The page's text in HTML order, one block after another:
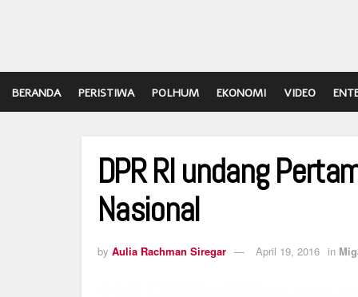
BERANDA PERISTIWA POLHUM EKONOMI VIDEO
DPR RI undang
Nasional
by Aulia Rachman Siregar April 19, 2016 in